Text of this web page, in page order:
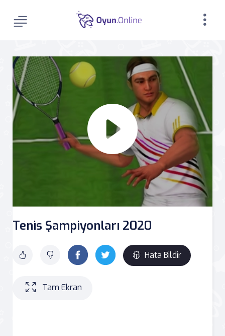
Tenis Şampiyonları 2020
Hata Bildir
Tam Ekran